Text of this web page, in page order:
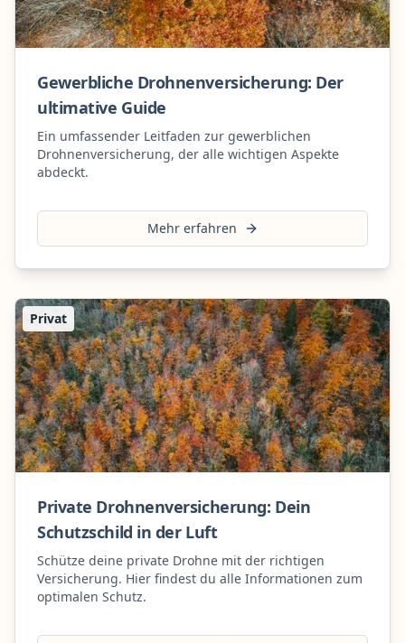
Gewerbliche Drohnenversicherung: Der
ultimative Guide
Ein umfassender Leitfaden zur gewerblichen
Drohnenversicherung, der alle wichtigen Aspekte
abdeckt.
Mehr erfahren
Privat
Private Drohnenversicherung: Dein
Schutzschild in der Luft
Schütze deine private Drohne mit der richtigen
Versicherung. Hier findest du alle Informationen zum
optimalen Schutz.